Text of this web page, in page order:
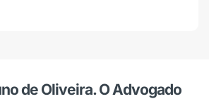
de Oliveira. O Advogado